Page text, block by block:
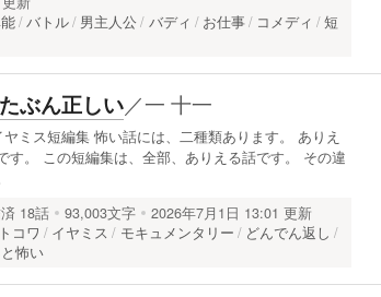
バトル 男主人公 バディ お仕事 コメディ
短
ぶん正しい／一 十一
ミス短編集 怖い話には、二種類あります。 ありえ
す。 この短編集は、全部、ありえる話です。 その違
18話 93,003文字
2026年7月1日 13:01 更新
コワ イヤミス モキュメンタリー
どんでん返し
怖い